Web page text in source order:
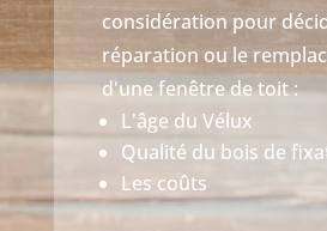
considération pour
réparation ou le
d'une fenêtre de toit :
L'âge du Vélux
Qualité du bois de
Les coûts